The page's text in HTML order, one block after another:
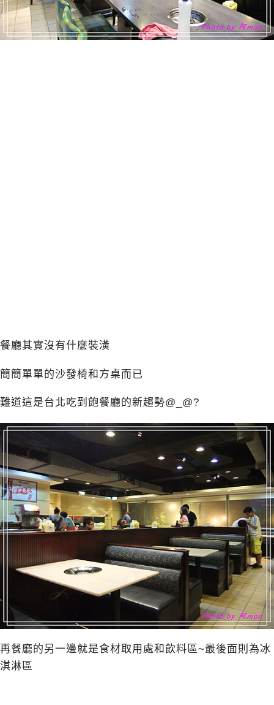
餐廳其實沒有什麼裝潢
簡簡單單的沙發椅和方桌而已
難道這是台北吃到飽餐廳的新趨勢@_@?
再餐廳的另一邊就是食材取用處和飲料區~最後面則為冰
淇淋區